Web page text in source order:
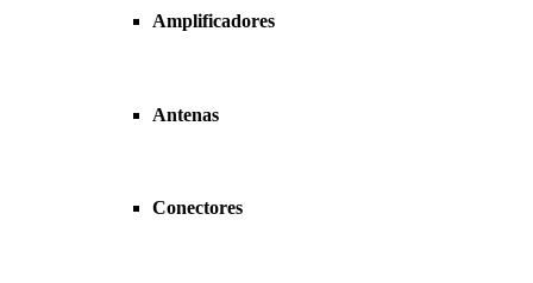
Amplificadores
Antenas
Conectores